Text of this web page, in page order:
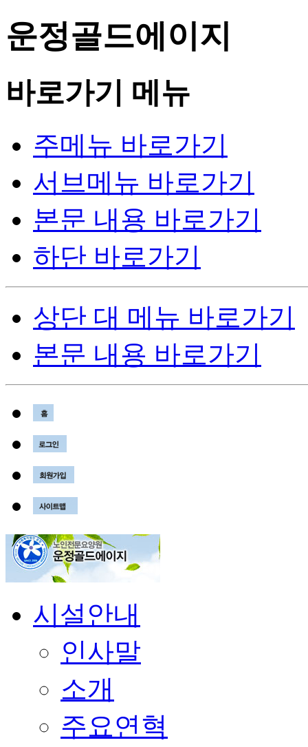
운정골드에이지
바로가기 메뉴
주메뉴 바로가기
서브메뉴 바로가기
본문 내용 바로가기
하단 바로가기
상단 대 메뉴 바로가기
본문 내용 바로가기
시설안내
인사말
소개
주요연혁